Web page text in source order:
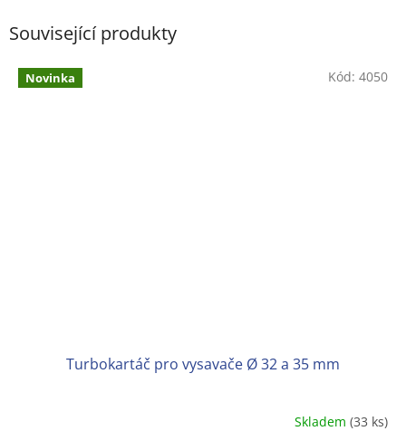
Související produkty
Novinka
Turbokartáč pro vysavače Ø 32 a 35 mm
Skladem(33 ks)
Kód: 4050